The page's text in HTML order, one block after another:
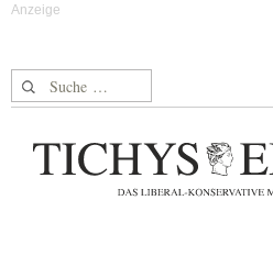
Suche nach: